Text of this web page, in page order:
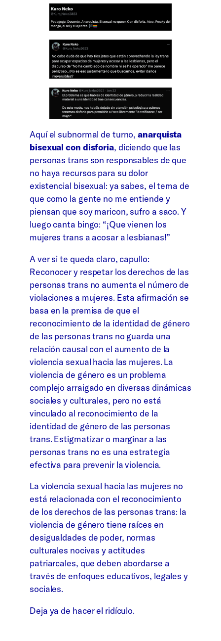
Aquí el subnormal de turno,anarquista
bisexual con disforia, diciendo que las
personas trans son responsables de que
no haya recursos para su dolor
existencial bisexual: ya sabes, el tema de
que como la gente no me entiende y
piensan que soy maricon, sufro a saco. Y
luego canta bingo: “¡Que vienen los
mujeres trans a acosar a lesbianas!”
A ver si te queda claro, capullo:
Reconocer y respetar los derechos de las
personas trans no aumenta el número de
violaciones a mujeres. Esta afirmación se
basa en la premisa de que el
reconocimiento de la identidad de género
de las personas trans no guarda una
relación causal con el aumento de la
violencia sexual hacia las mujeres. La
violencia de género es un problema
complejo arraigado en diversas dinámicas
sociales y culturales, pero no está
vinculado al reconocimiento de la
identidad de género de las personas
trans. Estigmatizar o marginar a las
personas trans no es una estrategia
efectiva para prevenir la violencia.
La violencia sexual hacia las mujeres no
está relacionada con el reconocimiento
de los derechos de las personas trans: la
violencia de género tiene raíces en
desigualdades de poder, normas
culturales nocivas y actitudes
patriarcales, que deben abordarse a
través de enfoques educativos, legales y
sociales.
Deja ya de hacer el ridículo.